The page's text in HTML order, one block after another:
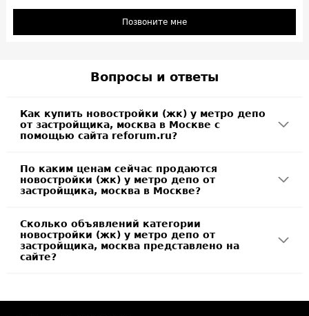
Позвоните мне
Вопросы и ответы
Как купить новостройки (жк) у метро депо
от застройщика, москва в Москве с
помощью сайта reforum.ru?
По каким ценам сейчас продаются
новостройки (жк) у метро депо от
застройщика, москва в Москве?
Сколько объявлений категории
новостройки (жк) у метро депо от
застройщика, москва представлено на
сайте?